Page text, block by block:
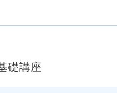
礎講座